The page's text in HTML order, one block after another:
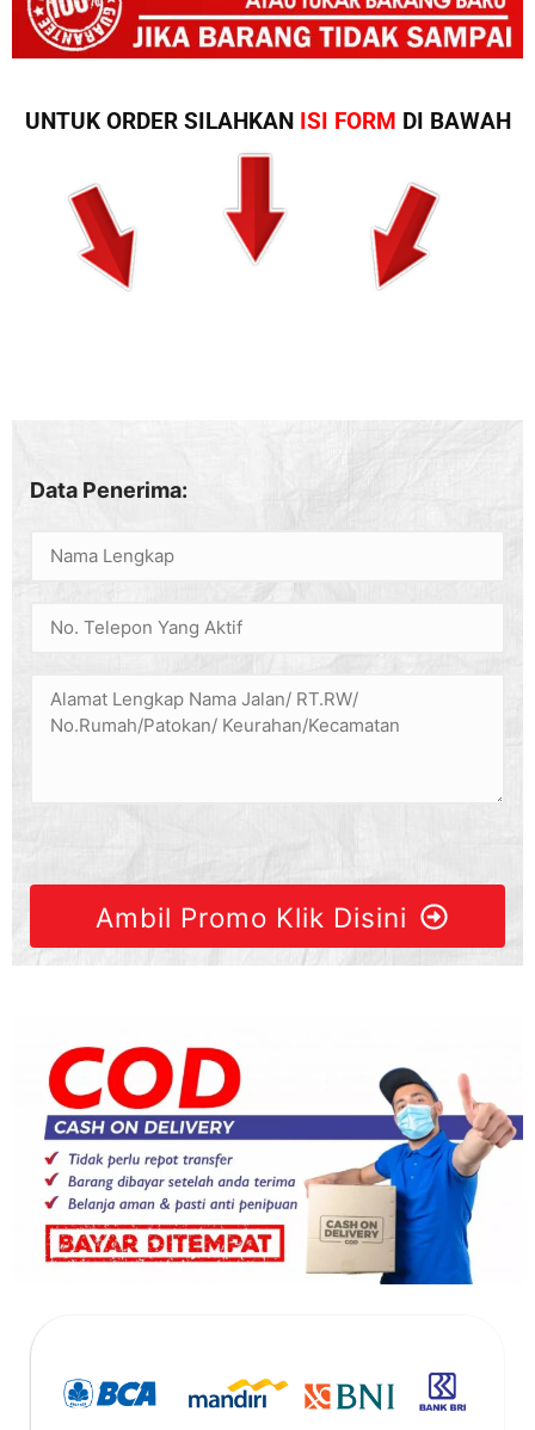
UNTUK ORDER SILAHKAN ISI FORM DI BAWAH
Data Penerima:
Ambil Promo Klik Disini